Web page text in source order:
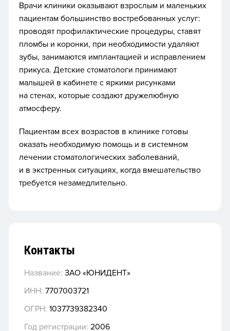
Врачи клиники оказывают взрослым и маленьких
пациентам большинство востребованных услуг:
проводят профилактические процедуры, ставят
пломбы и коронки, при необходимости удаляют
зубы, занимаются имплантацией и исправлением
прикуса. Детские стоматологи принимают
малышей в кабинете с яркими рисунками
на стенах, которые создают дружелюбную
атмосферу.
Пациентам всех возрастов в клинике готовы
оказать необходимую помощь и в системном
лечении стоматологических заболеваний,
и в экстренных ситуациях, когда вмешательство
требуется незамедлительно.
Контакты
Название: ЗАО «ЮНИДЕНТ»
ИНН: 7707003721
ОГРН: 1037739382340
Год регистрации: 2006